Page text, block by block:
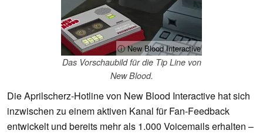
ⓘ New Blood Interactive
Das Vorschaubild für die Tip Line von
New Blood.
Die Aprilscherz-Hotline von New Blood Interactive hat sich
inzwischen zu einem aktiven Kanal für Fan-Feedback
entwickelt und bereits mehr als 1.000 Voicemails erhalten –